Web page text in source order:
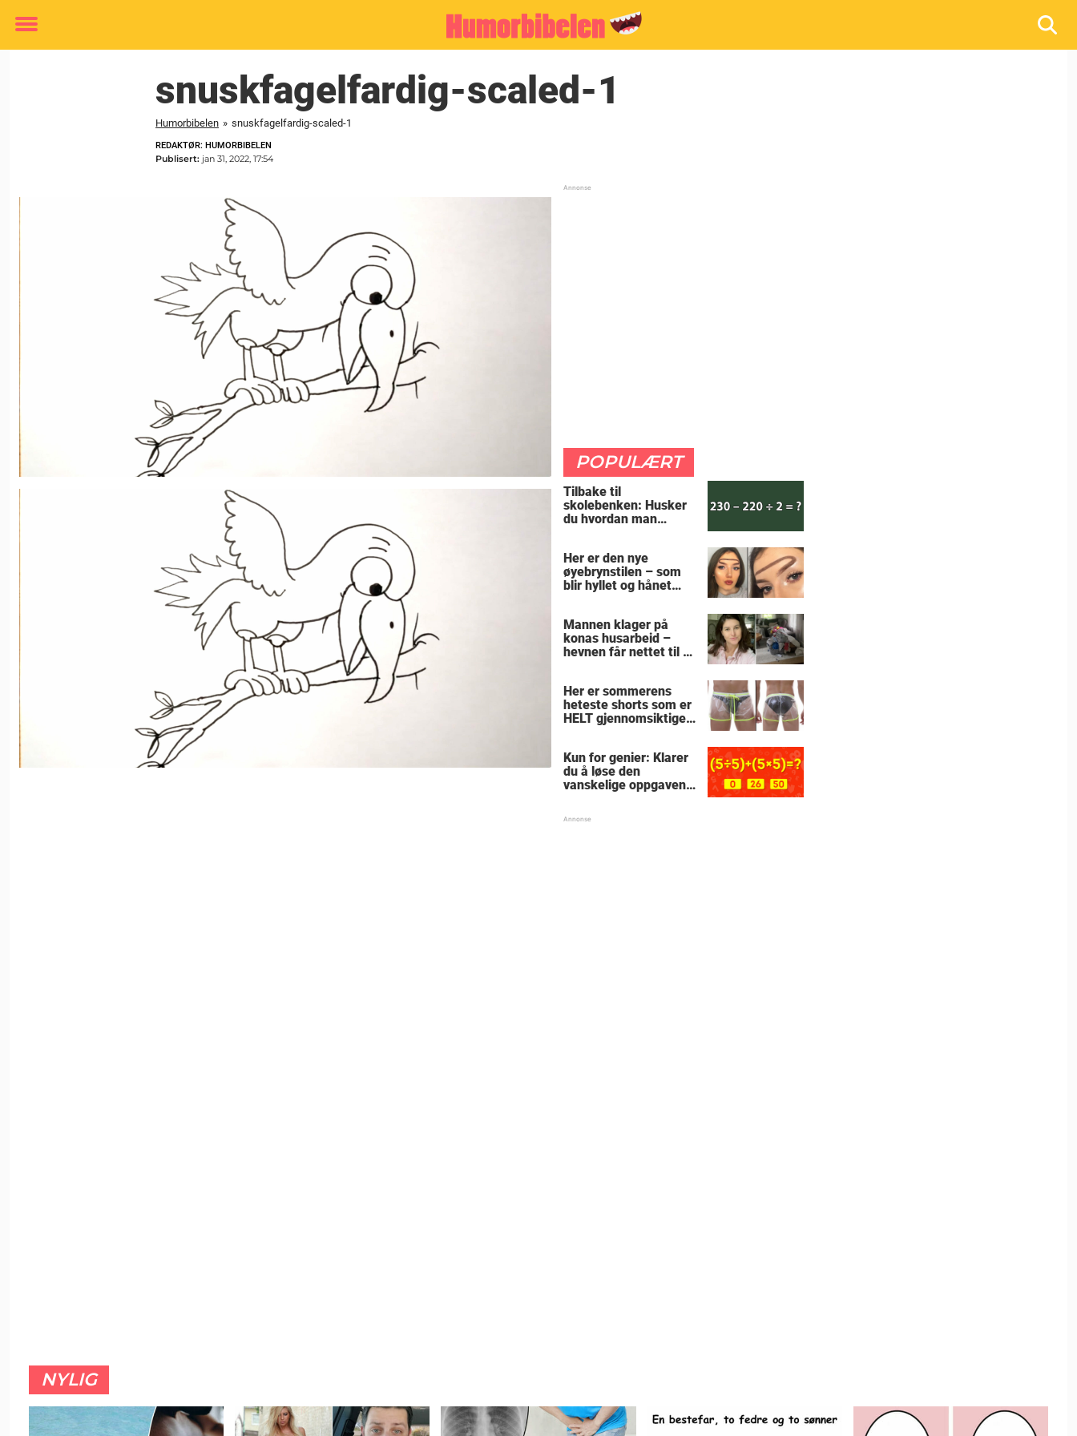
Toggle
snuskfagelfardig-scaled-1
Humorbibelen » snuskfagelfardig-scaled-1
REDAKTØR: HUMORBIBELEN
Publisert: jan 31, 2022, 17:54
POPULÆRT
Tilbake til
skolebenken: Husker
du hvordan man
Her er den nye
øyebrynstilen – som
blir hyllet og hånet
Mannen klager på
konas husarbeid –
hevnen får nettet til å
Her er sommerens
heteste shorts som er
HELT gjennomsiktige
Kun for genier: Klarer
du å løse den
vanskelige oppgaven
NYLIG